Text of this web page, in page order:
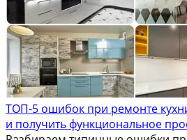
ТОП-5 ошибок при ремонте
и получить функциональное